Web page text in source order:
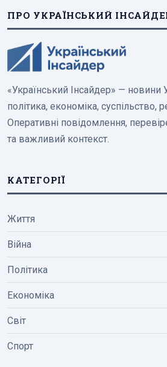
ПРО УКРАЇНСЬКИЙ
«Український Інсайдер» — новини
політика, економіка, суспільство,
Оперативні повідомлення,
та важливий контекст.
КАТЕГОРІЇ
Життя
Війна
Політика
Економіка
Світ
Спорт